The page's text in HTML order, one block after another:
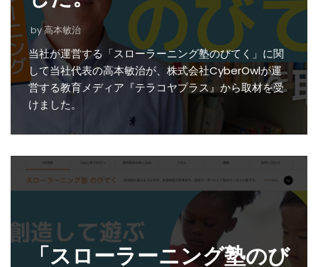
by高本敏治
当社が運営する「スローラーニング塾のびてく」に関
して当社代表の高本敏治が、株式会社CyberOwlが運
営する教育メディア『テラコヤプラス』から取材を受
けました。
「スローラーニング塾のび